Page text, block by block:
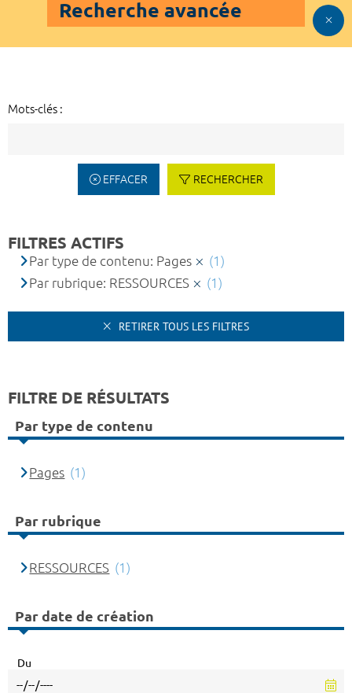
Recherche avancée
Mots-clés :
EFFACER RECHERCHER
FILTRES ACTIFS
Par type de contenu: Pages
(1)
Par rubrique: RESSOURCES
(1)
RETIRER TOUS LES FILTRES
FILTRE DE RÉSULTATS
Par type de contenu
Pages (1)
Par rubrique
RESSOURCES (1)
Par date de création
Du